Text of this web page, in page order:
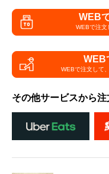
WEB
WEBで注文
WEB
WEBで注文して、
その他サービスから注